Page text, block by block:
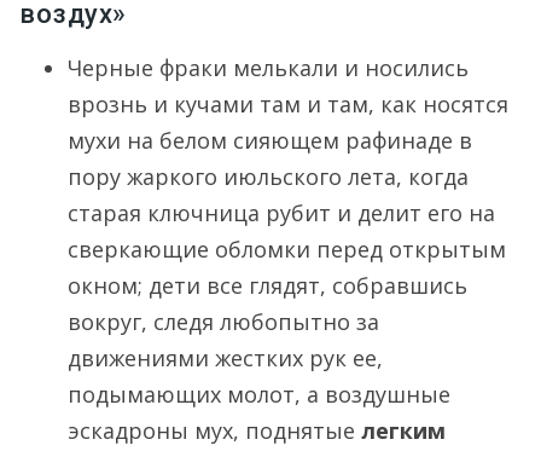
воздух»
Черные фраки мелькали и носились
врознь и кучами там и там, как носятся
мухи на белом сияющем рафинаде в
пору жаркого июльского лета, когда
старая ключница рубит и делит его на
сверкающие обломки перед открытым
окном; дети все глядят, собравшись
вокруг, следя любопытно за
движениями жестких рук ее,
подымающих молот, а воздушные
эскадроны мух, поднятые легким